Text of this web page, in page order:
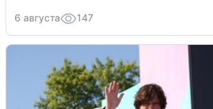
6 августа 147